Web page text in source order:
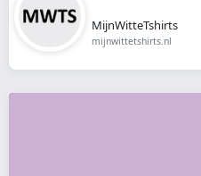
MijnWitteTshirts
mijnwittetshirts.nl